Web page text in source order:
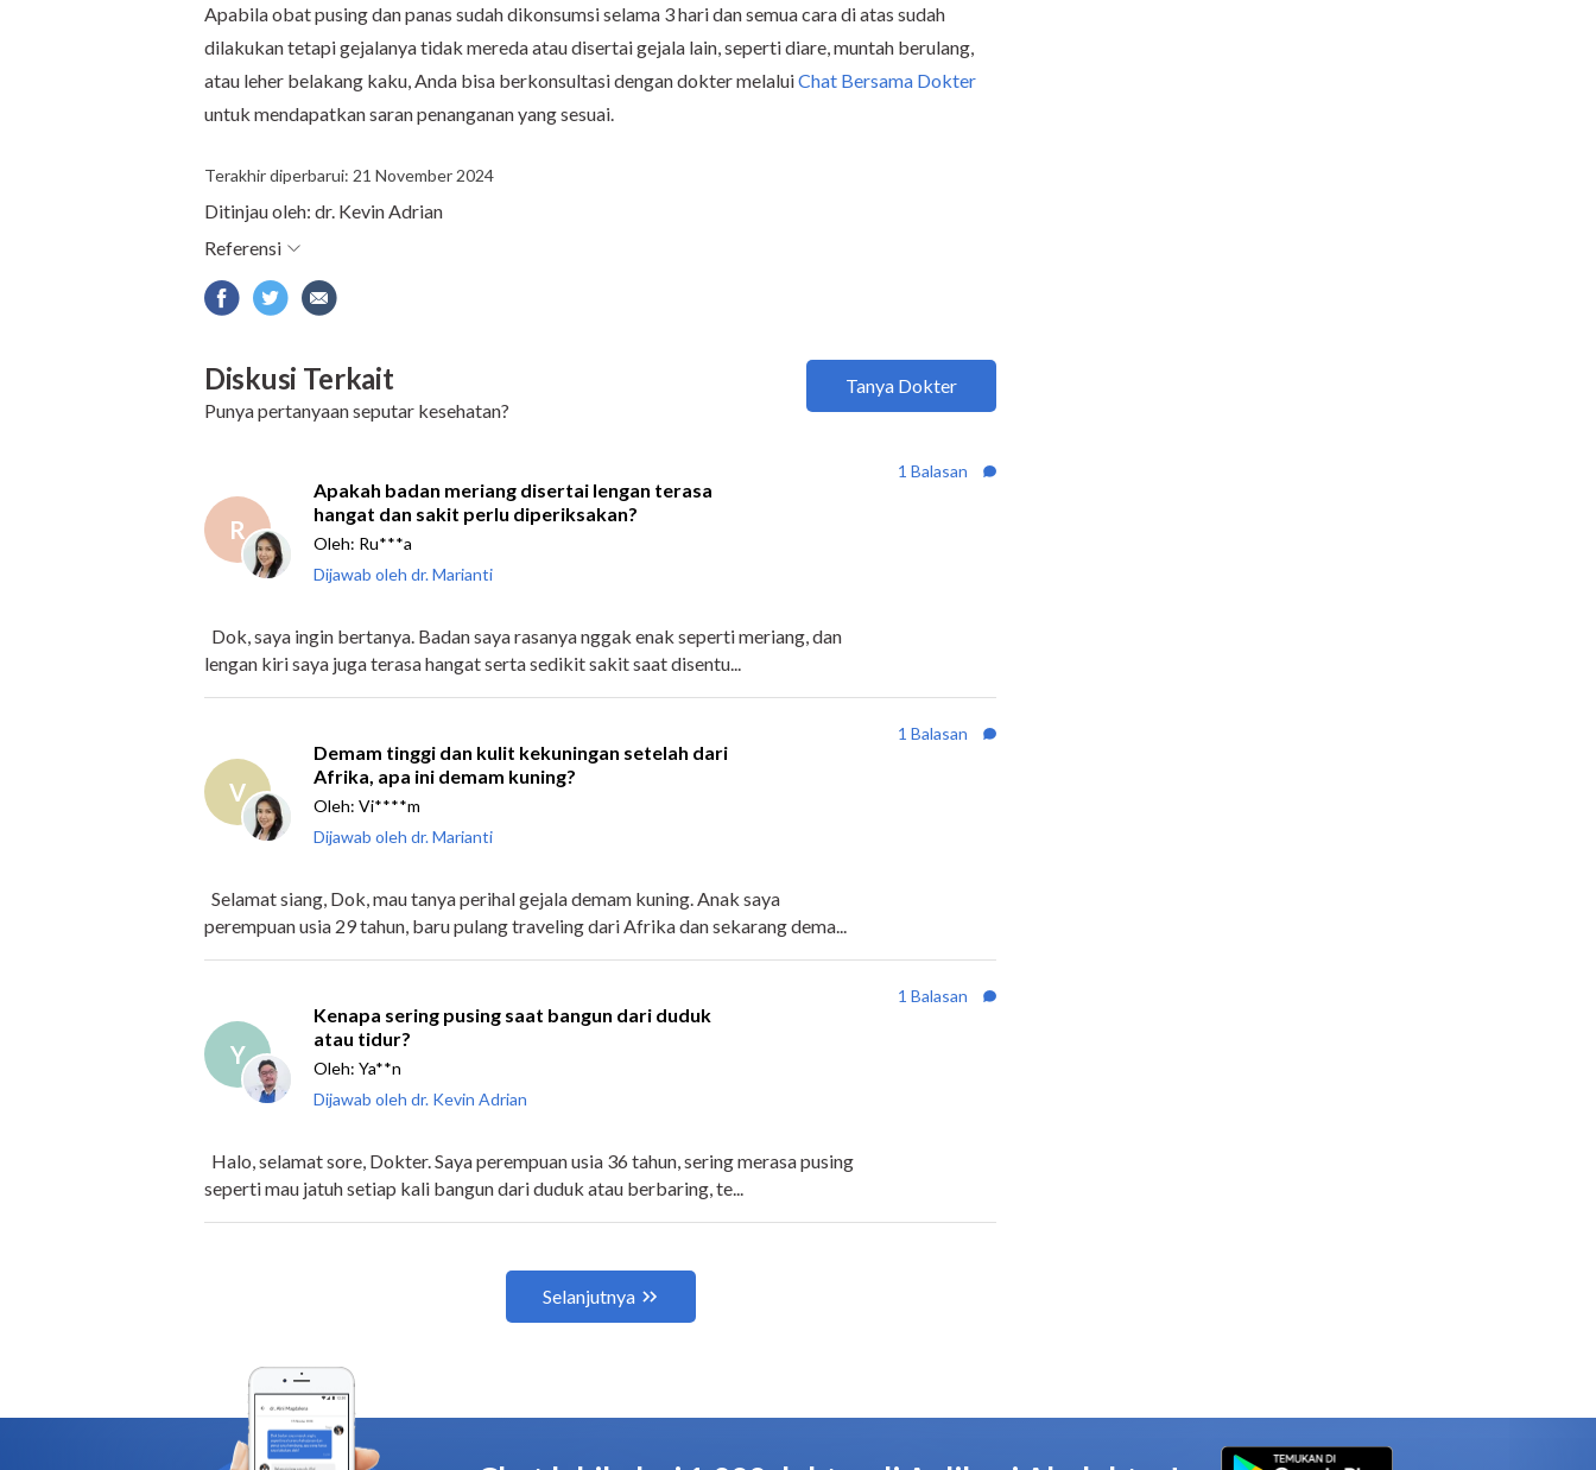
Apabila obat pusing dan panas sudah dikonsumsi selama 3 hari dan semua cara di atas sudah
dilakukan tetapi gejalanya tidak mereda atau disertai gejala lain, seperti diare, muntah berulang,
atau leher belakang kaku, Anda bisa berkonsultasi dengan dokter melaluiChat Bersama Dokter
untuk mendapatkan saran penanganan yang sesuai.
Terakhir diperbarui: 21 November 2024